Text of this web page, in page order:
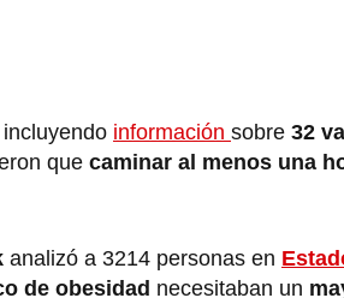
incluyendo información sobre 32
que caminar al menos una
analizó a 3214 personas en
de obesidad necesitaban un